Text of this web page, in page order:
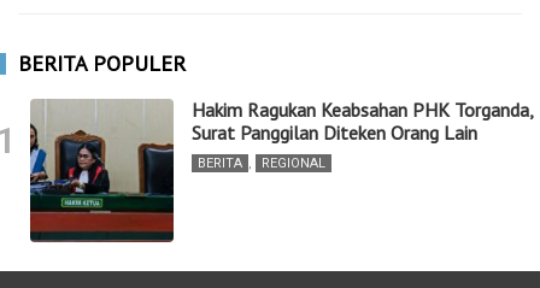
BERITA POPULER
Hakim Ragukan Keabsahan PHK Torganda,
Surat Panggilan Diteken Orang Lain
BERITA , REGIONAL